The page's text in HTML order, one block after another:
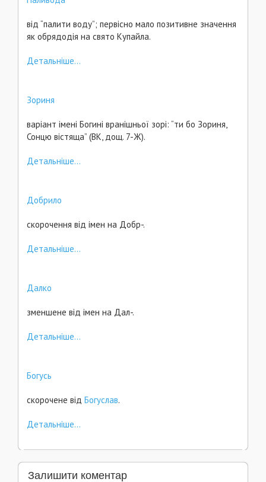
від “палити воду”; первісно мало позитивне значення
як обрядодія на свято Купайла.
Детальніше...
Зориня
варіант імені Богині вранішньої зорі: “ти бо Зориня,
Сонцю вістяща” (ВК, дощ. 7-Ж).
Детальніше...
Добрило
скорочення від імен на Добр-.
Детальніше...
Далко
зменшене від імен на Дал-.
Детальніше...
Богусь
скорочене від Богуслав.
Детальніше...
Залишити коментар